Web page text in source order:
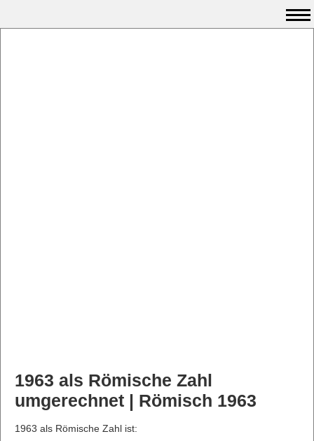
1963 als Römische Zahl
umgerechnet | Römisch 1963
1963 als Römische Zahl ist: